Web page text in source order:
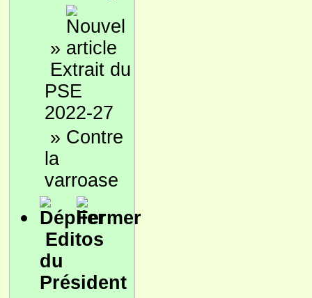
»
Extrait du
PSE
2022-27
» Contre
la
varroase
Editos
du
Président